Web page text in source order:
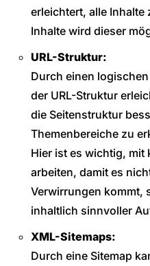
erleichtert, alle
Inhalte wird dieser
URL-Struktur:
Durch einen
der URL-Struktur
die Seitenstruktur
Themenbereiche zu
Hier ist es wichtig, mit
arbeiten, damit es
Verwirrungen kommt,
inhaltlich sinnvoller
XML-Sitemaps:
Durch eine Sitemap